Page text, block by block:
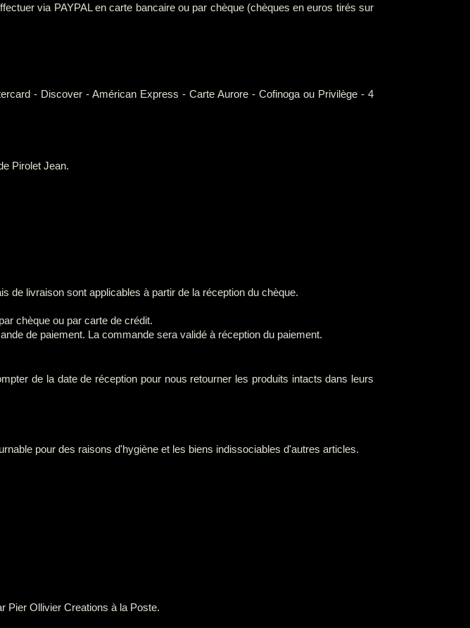
via PAYPAL en carte bancaire ou par chèque (chèques en euros tirés sur
- Discover - Américan Express - Carte Aurore - Cofinoga ou Privilège - 4
Pirolet Jean.
de livraison sont applicables à partir de la réception du chèque.
chèque ou par carte de crédit.
de paiement. La commande sera validé à réception du paiement.
de la date de réception pour nous retourner les produits intacts dans leurs
pour des raisons d'hygiène et les biens indissociables d'autres articles.
Pier Ollivier Creations à la Poste.